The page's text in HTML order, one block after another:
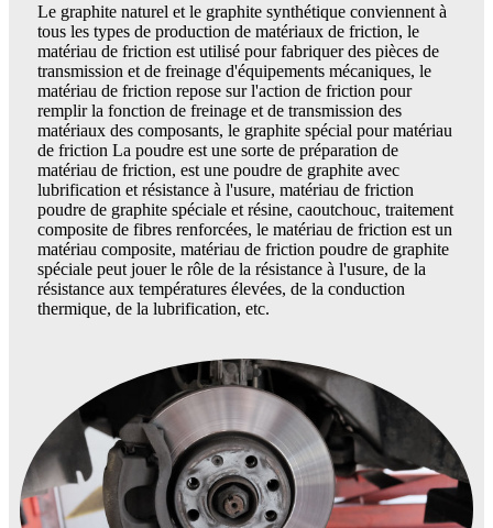
Le graphite naturel et le graphite synthétique conviennent à
tous les types de production de matériaux de friction, le
matériau de friction est utilisé pour fabriquer des pièces de
transmission et de freinage d'équipements mécaniques, le
matériau de friction repose sur l'action de friction pour
remplir la fonction de freinage et de transmission des
matériaux des composants, le graphite spécial pour matériau
de friction La poudre est une sorte de préparation de
matériau de friction, est une poudre de graphite avec
lubrification et résistance à l'usure, matériau de friction
poudre de graphite spéciale et résine, caoutchouc, traitement
composite de fibres renforcées, le matériau de friction est un
matériau composite, matériau de friction poudre de graphite
spéciale peut jouer le rôle de la résistance à l'usure, de la
résistance aux températures élevées, de la conduction
thermique, de la lubrification, etc.